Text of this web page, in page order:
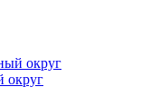
округ
округ